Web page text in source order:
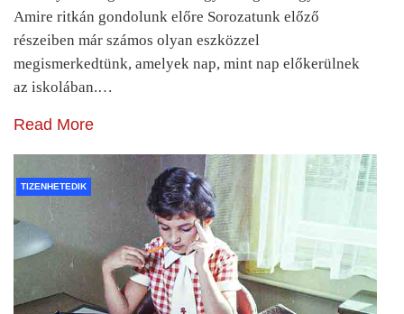
Amire ritkán gondolunk előre Sorozatunk előző
részeiben már számos olyan eszközzel
megismerkedtünk, amelyek nap, mint nap előkerülnek
az iskolában.…
Read More
TIZENHETEDIK